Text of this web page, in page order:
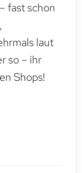
fast schon
laut
so – ihr
Shops!